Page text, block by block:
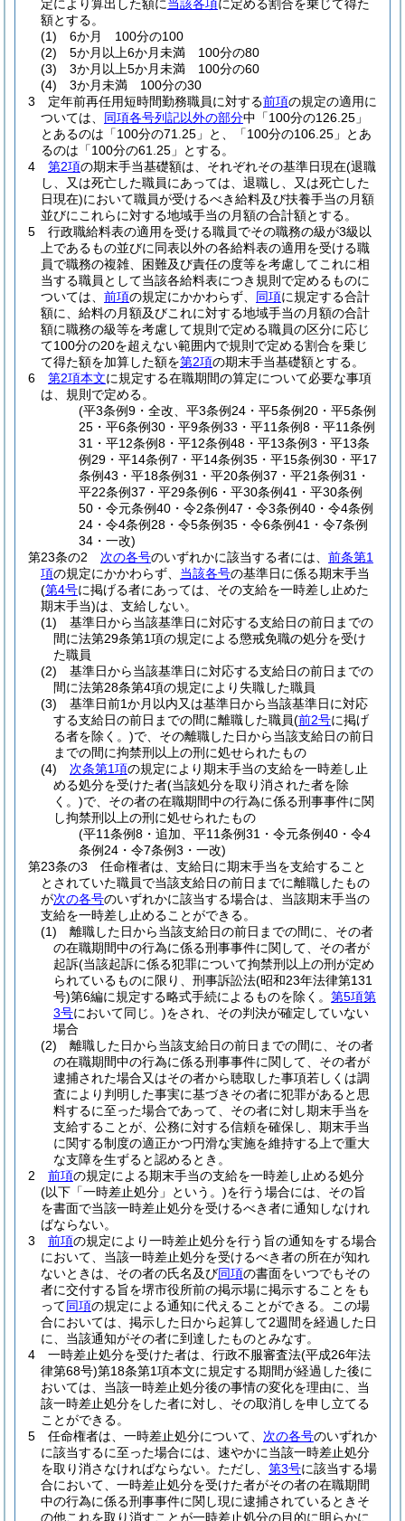
定により算出した額に当該各項に定める割合を乗じて得た
額とする。
(1)
6か月 100分の100
(2)
5か月以上6か月未満 100分の80
(3)
3か月以上5か月未満 100分の60
(4)
3か月未満 100分の30
3
定年前再任用短時間勤務職員に対する前項の規定の適用に
ついては、 同項各号列記以外の部分中「100分の126.25」
とあるのは「100分の71.25」と、「100分の106.25」とあ
るのは「100分の61.25」とする。
4
第2項の期末手当基礎額は、それぞれその基準日現在(退職
し、又は死亡した職員にあっては、退職し、又は死亡した
日現在)において職員が受けるべき給料及び扶養手当の月額
並びにこれらに対する地域手当の月額の合計額とする。
5
行政職給料表の適用を受ける職員でその職務の級が3級以
上であるもの並びに同表以外の各給料表の適用を受ける職
員で職務の複雑、困難及び責任の度等を考慮してこれに相
当する職員として当該各給料表につき規則で定めるものに
ついては、 前項の規定にかかわらず、 同項に規定する合計
額に、給料の月額及びこれに対する地域手当の月額の合計
額に職務の級等を考慮して規則で定める職員の区分に応じ
て100分の20を超えない範囲内で規則で定める割合を乗じ
て得た額を加算した額を第2項の期末手当基礎額とする。
6
第2項本文に規定する在職期間の算定について必要な事項
は、規則で定める。
(平3条例9・全改、平3条例24・平5条例20・平5条例
25・平6条例30・平9条例33・平11条例8・平11条例
31・平12条例8・平12条例48・平13条例3・平13条
例29・平14条例7・平14条例35・平15条例30・平17
条例43・平18条例31・平20条例37・平21条例31・
平22条例37・平29条例6・平30条例41・平30条例
50・令元条例40・令2条例47・令3条例40・令4条例
24・令4条例28・令5条例35・令6条例41・令7条例
34・一改)
第23条の2
次の各号のいずれかに該当する者には、 前条第1
項の規定にかかわらず、 当該各号の基準日に係る期末手当
(第4号に掲げる者にあっては、その支給を一時差し止めた
期末手当)は、支給しない。
(1)
基準日から当該基準日に対応する支給日の前日までの
間に法第29条第1項の規定による懲戒免職の処分を受け
た職員
(2)
基準日から当該基準日に対応する支給日の前日までの
間に法第28条第4項の規定により失職した職員
(3)
基準日前1か月以内又は基準日から当該基準日に対応
する支給日の前日までの間に離職した職員(前2号に掲げ
る者を除く。)で、その離職した日から当該支給日の前日
までの間に拘禁刑以上の刑に処せられたもの
(4)
次条第1項の規定により期末手当の支給を一時差し止
める処分を受けた者(当該処分を取り消された者を除
く。)で、その者の在職期間中の行為に係る刑事事件に関
し拘禁刑以上の刑に処せられたもの
(平11条例8・追加、平11条例31・令元条例40・令4
条例24・令7条例3・一改)
第23条の3
任命権者は、支給日に期末手当を支給すること
とされていた職員で当該支給日の前日までに離職したもの
が次の各号のいずれかに該当する場合は、当該期末手当の
支給を一時差し止めることができる。
(1)
離職した日から当該支給日の前日までの間に、その者
の在職期間中の行為に係る刑事事件に関して、その者が
起訴(当該起訴に係る犯罪について拘禁刑以上の刑が定め
られているものに限り、刑事訴訟法(昭和23年法律第131
号)第6編に規定する略式手続によるものを除く。 第5項第
3号において同じ。)をされ、その判決が確定していない
場合
(2)
離職した日から当該支給日の前日までの間に、その者
の在職期間中の行為に係る刑事事件に関して、その者が
逮捕された場合又はその者から聴取した事項若しくは調
査により判明した事実に基づきその者に犯罪があると思
料するに至った場合であって、その者に対し期末手当を
支給することが、公務に対する信頼を確保し、期末手当
に関する制度の適正かつ円滑な実施を維持する上で重大
な支障を生ずると認めるとき。
2
前項の規定による期末手当の支給を一時差し止める処分
(以下「一時差止処分」という。)を行う場合には、その旨
を書面で当該一時差止処分を受けるべき者に通知しなけれ
ばならない。
3
前項の規定により一時差止処分を行う旨の通知をする場合
において、当該一時差止処分を受けるべき者の所在が知れ
ないときは、その者の氏名及び同項の書面をいつでもその
者に交付する旨を堺市役所前の掲示場に掲示することをも
って同項の規定による通知に代えることができる。
この場
合においては、掲示した日から起算して2週間を経過した日
に、当該通知がその者に到達したものとみなす。
4
一時差止処分を受けた者は、行政不服審査法(平成26年法
律第68号)第18条第1項本文に規定する期間が経過した後に
おいては、当該一時差止処分後の事情の変化を理由に、当
該一時差止処分をした者に対し、その取消しを申し立てる
ことができる。
5
任命権者は、一時差止処分について、 次の各号のいずれか
に該当するに至った場合には、速やかに当該一時差止処分
を取り消さなければならない。 ただし、 第3号に該当する場
合において、一時差止処分を受けた者がその者の在職期間
中の行為に係る刑事事件に関し現に逮捕されているときそ
の他これを取り消すことが一時差止処分の目的に明らかに